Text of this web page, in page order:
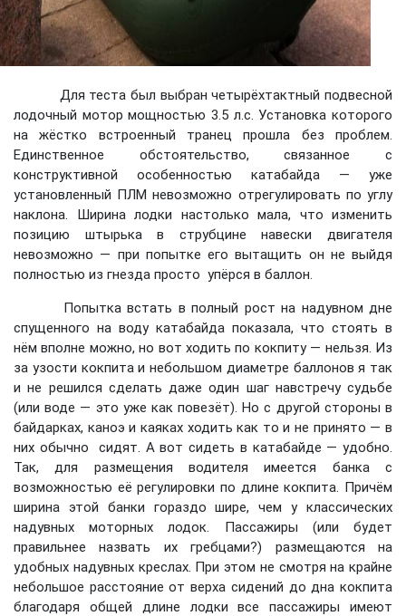
Для теста был выбран четырёхтактный подвесной
лодочный мотор мощностью 3.5 л.с. Установка которого
на жёстко встроенный транец прошла без проблем.
Единственное обстоятельство, связанное с
конструктивной особенностью катабайда — уже
установленный ПЛМ невозможно отрегулировать по углу
наклона. Ширина лодки настолько мала, что изменить
позицию штырька в струбцине навески двигателя
невозможно — при попытке его вытащить он не выйдя
полностью из гнезда просто упёрся в баллон.
Попытка встать в полный рост на надувном дне
спущенного на воду катабайда показала, что стоять в
нём вполне можно, но вот ходить по кокпиту — нельзя. Из
за узости кокпита и небольшом диаметре баллонов я так
и не решился сделать даже один шаг навстречу судьбе
(или воде — это уже как повезёт). Но с другой стороны в
байдарках, каноэ и каяках ходить как то и не принято — в
них обычно сидят. А вот сидеть в катабайде — удобно.
Так, для размещения водителя имеется банка с
возможностью её регулировки по длине кокпита. Причём
ширина этой банки гораздо шире, чем у классических
надувных моторных лодок. Пассажиры (или будет
правильнее назвать их гребцами?) размещаются на
удобных надувных креслах. При этом не смотря на крайне
небольшое расстояние от верха сидений до дна кокпита
благодаря общей длине лодки все пассажиры имеют